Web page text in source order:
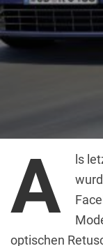
A
ls
optischen